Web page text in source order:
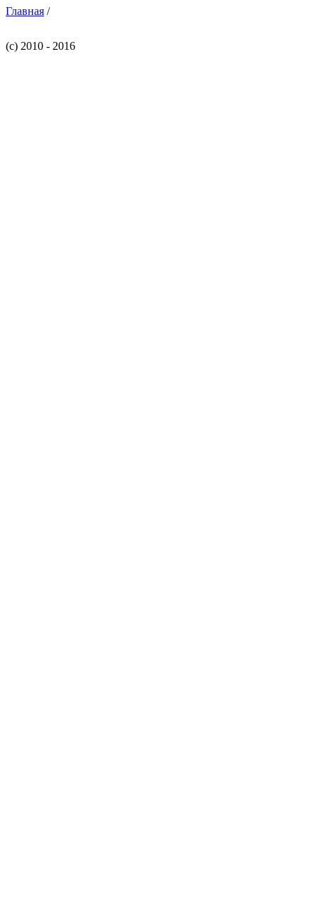
Главная /
(c) 2010 - 2016